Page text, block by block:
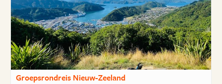
Groepsrondreis Nieuw-Zeeland